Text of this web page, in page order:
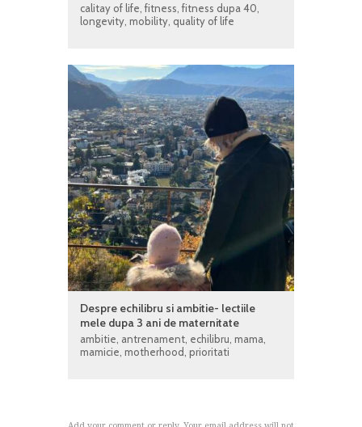
calitay of life ,fitness ,fitness dupa 40
longevity mobility quality of life
Despre echilibru si ambitie- lectiile
mele dupa 3 ani de maternitate
ambitie antrenament echilibru mama
mamicie motherhood prioritati